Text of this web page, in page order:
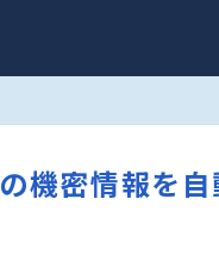
密情報を自